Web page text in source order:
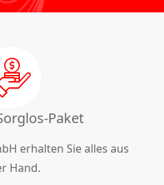
Paket
erhalten Sie alles aus
Hand.